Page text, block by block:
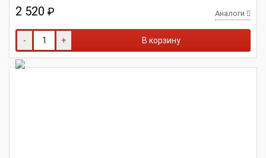
2 520 ₽ Аналоги
- + В корзину